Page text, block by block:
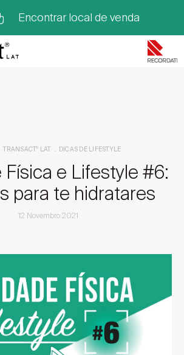
Encontrar local de venda
LAT
TRANSACT LAT DICAS DE LIFESTYLE
e Lifestyle #6:
para te hidratares
12 Novembro 2021